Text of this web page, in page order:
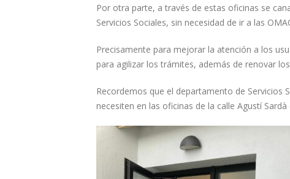
Por otra parte, a través de estas oficinas se
Servicios Sociales, sin necesidad de ir a las
Precisamente para mejorar la atención a los
para agilizar los trámites, además de renovar
Recordemos que el departamento de Servicios
necesiten en las oficinas de la calle Agustí